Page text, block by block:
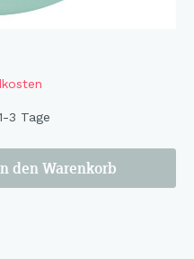
3 Tage
den Warenkorb